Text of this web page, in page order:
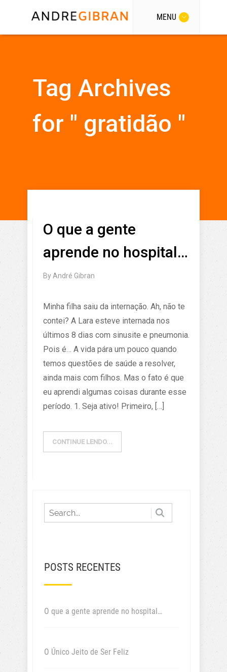
MENU
Tag Archives
for " gratidão "
O que a gente
aprende no hospital…
By André Gibran
Minha filha saiu da internação. Ah, não te
contei? A Lara esteve internada nos
últimos 8 dias com sinusite e pneumonia.
Pois é… A vida pára um pouco quando
temos questões de saúde a resolver,
ainda mais com filhos. Mas o fato é que
eu aprendi algumas coisas durante esse
período. 1. Seja ativo! Primeiro, […]
CONTINUE LENDO...
POSTS RECENTES
O que a gente aprende no hospital…
O Único Jeito de Ser Feliz